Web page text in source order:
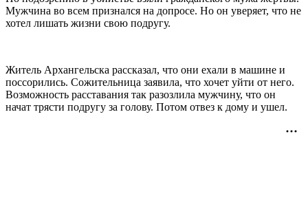
Мужчина во всем признался на допросе. Но он уверяет, что не
хотел лишать жизни свою подругу.
Житель Архангельска рассказал, что они ехали в машине и
поссорились. Сожительница заявила, что хочет уйти от него.
Возможность расставания так разозлила мужчину, что он
начат трясти подругу за голову. Потом отвез к дому и ушел.